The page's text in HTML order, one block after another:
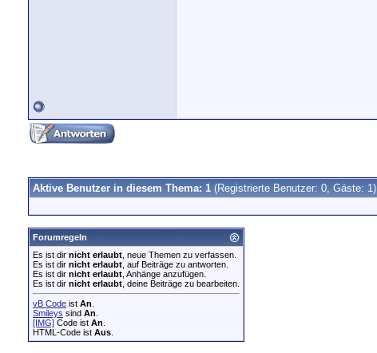
Aktive Benutzer in diesem Thema: 1 (Registrierte Benutzer: 0, Gäste: 1)
Forumregeln
Es ist dir nicht erlaubt , neue Themen zu verfassen.
Es ist dir nicht erlaubt , auf Beiträge zu antworten.
Es ist dir nicht erlaubt , Anhänge anzufügen.
Es ist dir nicht erlaubt , deine Beiträge zu bearbeiten.
vB Code ist An
Smileys sind An
[IMG] Code ist An
HTML-Code ist Aus